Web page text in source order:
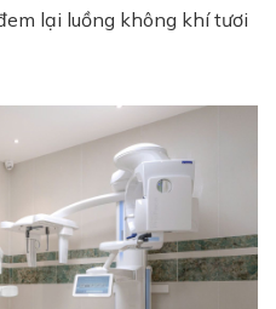
lại luồng không khí tươi